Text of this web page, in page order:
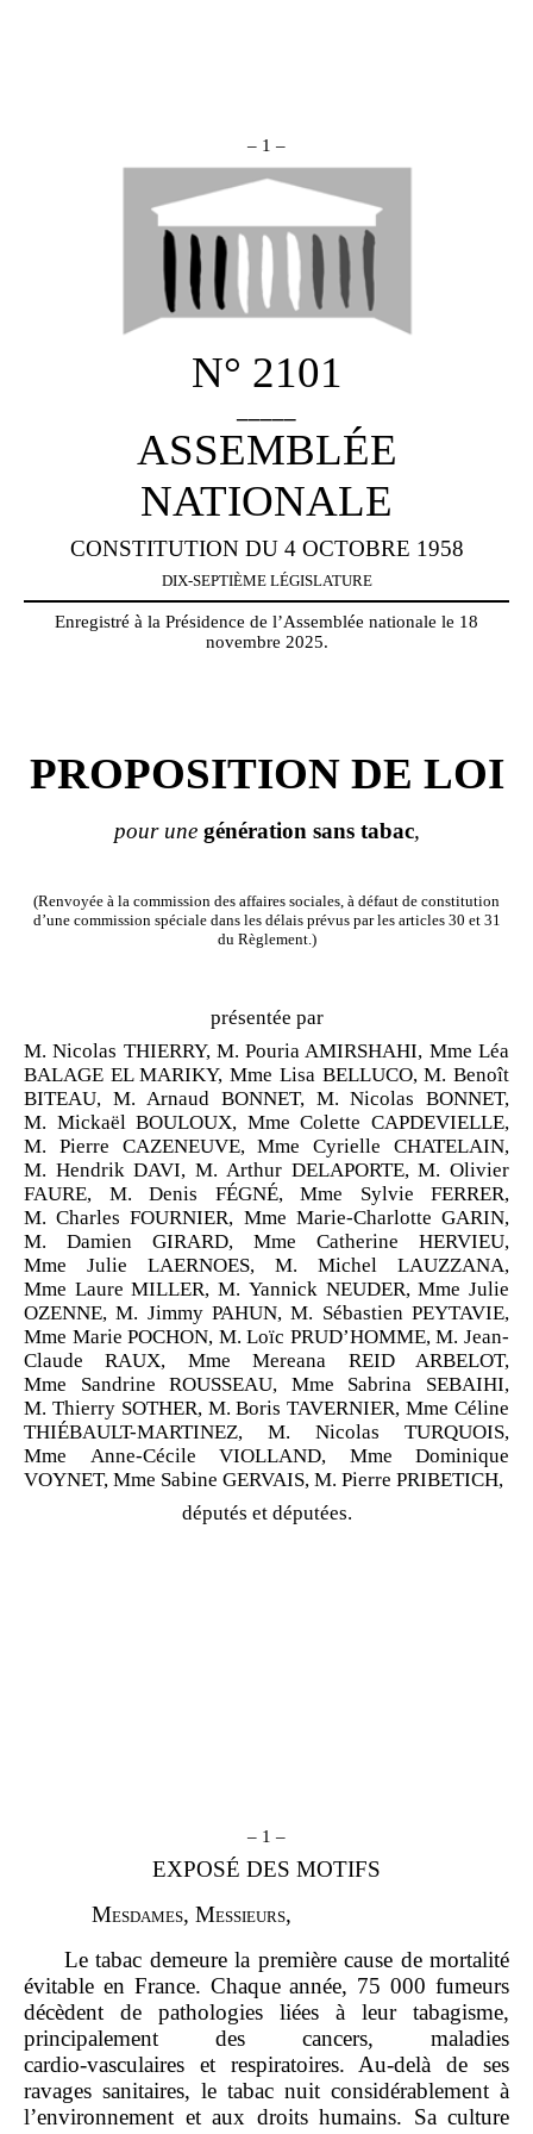
– 1 –
N° 2101
ASSEMBLÉE
NATIONALE
CONSTITUTION DU 4 OCTOBRE 1958
DIX-SEPTIÈME LÉGISLATURE
Enregistré à la Présidence de l’Assemblée nationale le 18
novembre 2025.
PROPOSITION DE LOI
pour une génération sans tabac,
(Renvoyée à la commission des affaires sociales, à défaut de constitution
d’une commission spéciale dans les délais prévus par les articles 30 et 31
du Règlement.)
présentée par
M. Nicolas THIERRY, M. Pouria AMIRSHAHI, Mme Léa
BALAGE EL MARIKY, Mme Lisa BELLUCO, M. Benoît
BITEAU, M. Arnaud BONNET, M. Nicolas BONNET,
M. Mickaël BOULOUX, Mme Colette CAPDEVIELLE,
M. Pierre CAZENEUVE, Mme Cyrielle CHATELAIN,
M. Hendrik DAVI, M. Arthur DELAPORTE, M. Olivier
FAURE, M. Denis FÉGNÉ, Mme Sylvie FERRER,
M. Charles FOURNIER, Mme Marie-Charlotte GARIN,
M. Damien GIRARD, Mme Catherine HERVIEU,
Mme Julie LAERNOES, M. Michel LAUZZANA,
Mme Laure MILLER, M. Yannick NEUDER, Mme Julie
OZENNE, M. Jimmy PAHUN, M. Sébastien PEYTAVIE,
Mme Marie POCHON, M. Loïc PRUD’HOMME, M. Jean-
Claude RAUX, Mme Mereana REID ARBELOT,
Mme Sandrine ROUSSEAU, Mme Sabrina SEBAIHI,
M. Thierry SOTHER, M. Boris TAVERNIER, Mme Céline
THIÉBAULT-MARTINEZ, M. Nicolas TURQUOIS,
Mme Anne-Cécile VIOLLAND, Mme Dominique
VOYNET, Mme Sabine GERVAIS, M. Pierre PRIBETICH,
députés et députées.
– 1 –
EXPOSÉ DES MOTIFS
Mesdames, Messieurs,
Le tabac demeure la première cause de mortalité
évitable en France. Chaque année, 75 000 fumeurs
décèdent de pathologies liées à leur tabagisme,
principalement des cancers, maladies
cardio‑vasculaires et respiratoires. Au‑delà de ses
ravages sanitaires, le tabac nuit considérablement à
l’environnement et aux droits humains. Sa culture